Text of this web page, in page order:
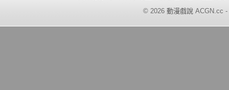
© 2026 動漫戲說 ACGN.cc